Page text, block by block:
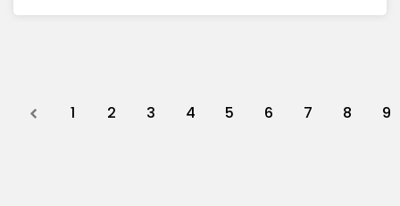
Previous
1 2 3 4 5 6 7 8 9